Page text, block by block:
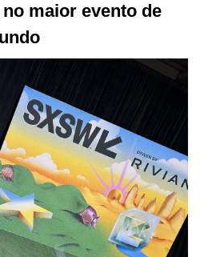
maior evento de